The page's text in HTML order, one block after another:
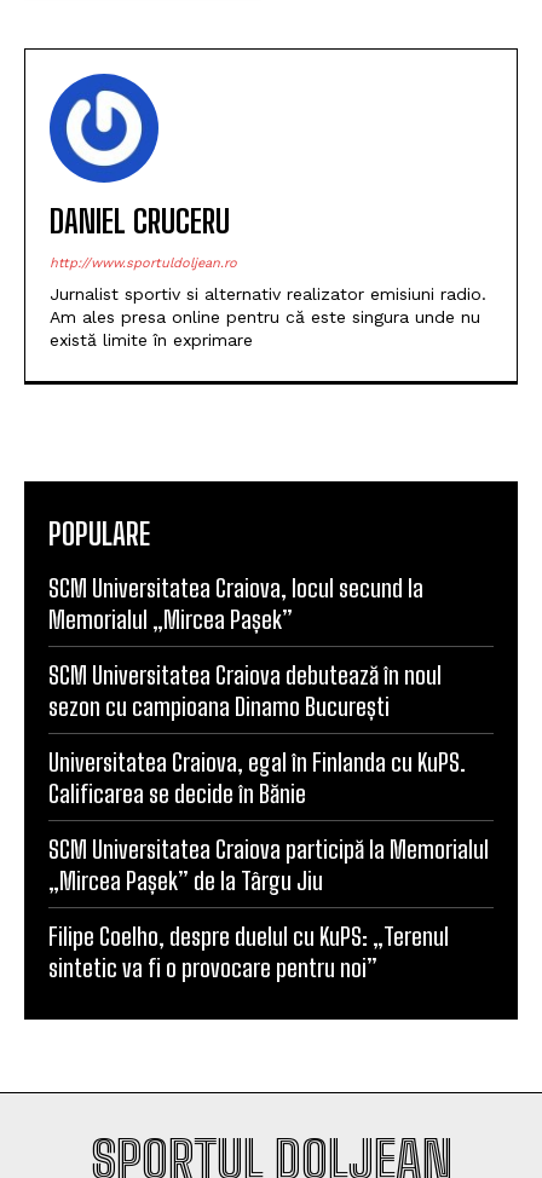
DANIEL CRUCERU
http://www.sportuldoljean.ro
Jurnalist sportiv si alternativ realizator emisiuni radio.
Am ales presa online pentru că este singura unde nu
există limite în exprimare
POPULARE
SCM Universitatea Craiova, locul secund la
Memorialul „Mircea Pașek”
SCM Universitatea Craiova debutează în noul
sezon cu campioana Dinamo București
Universitatea Craiova, egal în Finlanda cu KuPS.
Calificarea se decide în Bănie
SCM Universitatea Craiova participă la Memorialul
„Mircea Pașek” de la Târgu Jiu
Filipe Coelho, despre duelul cu KuPS: „Terenul
sintetic va fi o provocare pentru noi”
SPORTUL DOLJEAN